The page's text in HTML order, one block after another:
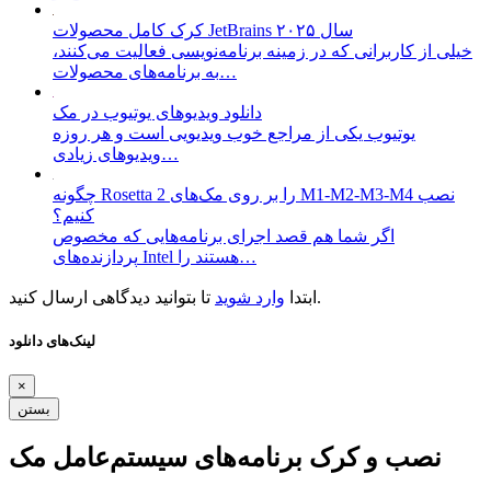
کرک کامل محصولات JetBrains سال ۲۰۲۵
خیلی از کاربرانی که در زمینه برنامه‌نویسی فعالیت می‌کنند،
به برنامه‌های محصولات…
دانلود ویدیو‌های یوتیوب در مک
یوتیوب یکی از مراجع خوب ویدیویی است و هر روزه
ویدیو‌های زیادی…
چگونه Rosetta 2 را بر روی مک‌های M1-M2-M3-M4 نصب
کنیم؟
اگر شما هم قصد اجرای برنامه‌هایی که مخصوص
پردازنده‌های Intel هستند را…
ابتدا وارد شوید تا بتوانید دیدگاهی ارسال کنید.
لینک‌های دانلود
×
بستن
نصب و کرک برنامه‌های سیستم‌عامل مک